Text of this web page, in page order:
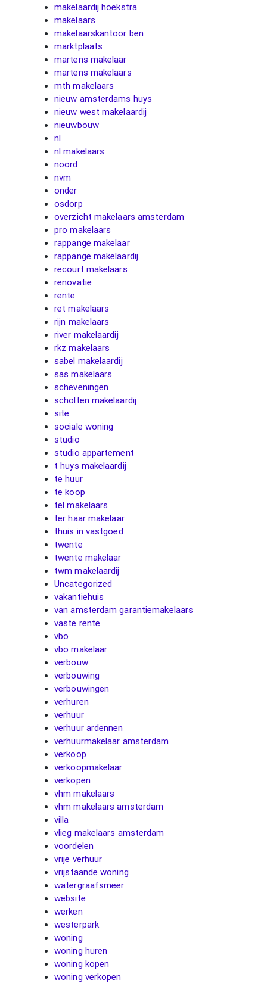
makelaardij hoekstra
makelaars
makelaarskantoor ben
marktplaats
martens makelaar
martens makelaars
mth makelaars
nieuw amsterdams huys
nieuw west makelaardij
nieuwbouw
nl
nl makelaars
noord
nvm
onder
osdorp
overzicht makelaars amsterdam
pro makelaars
rappange makelaar
rappange makelaardij
recourt makelaars
renovatie
rente
ret makelaars
rijn makelaars
river makelaardij
rkz makelaars
sabel makelaardij
sas makelaars
scheveningen
scholten makelaardij
site
sociale woning
studio
studio appartement
t huys makelaardij
te huur
te koop
tel makelaars
ter haar makelaar
thuis in vastgoed
twente
twente makelaar
twm makelaardij
Uncategorized
vakantiehuis
van amsterdam garantiemakelaars
vaste rente
vbo
vbo makelaar
verbouw
verbouwing
verbouwingen
verhuren
verhuur
verhuur ardennen
verhuurmakelaar amsterdam
verkoop
verkoopmakelaar
verkopen
vhm makelaars
vhm makelaars amsterdam
villa
vlieg makelaars amsterdam
voordelen
vrije verhuur
vrijstaande woning
watergraafsmeer
website
werken
westerpark
woning
woning huren
woning kopen
woning verkopen